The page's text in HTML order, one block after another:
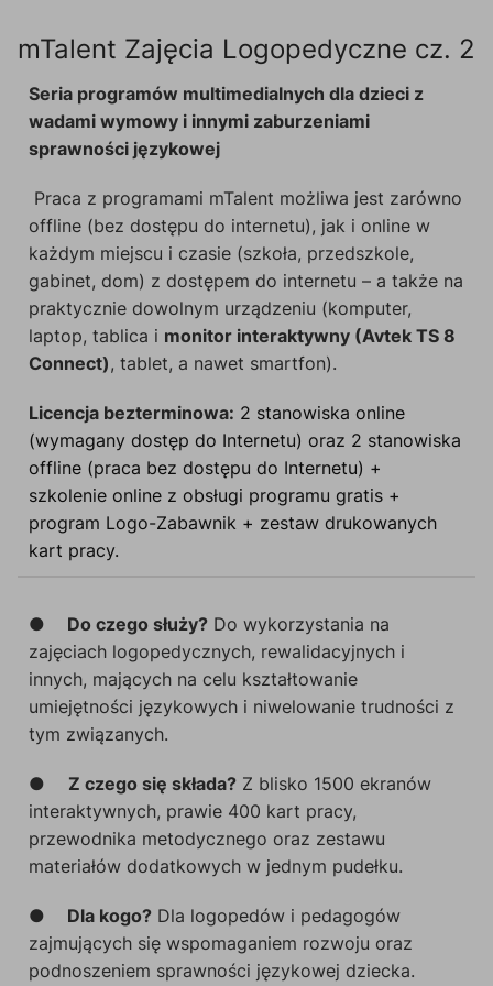
mTalent Zajęcia Logopedyczne cz. 2
Seria programów multimedialnych dla dzieci z
wadami wymowy i innymi zaburzeniami
sprawności językowej
Praca z programami mTalent możliwa jest zarówno
offline (bez dostępu do internetu), jak i online w
każdym miejscu i czasie (szkoła, przedszkole,
gabinet, dom) z dostępem do internetu – a także na
praktycznie dowolnym urządzeniu (komputer,
laptop, tablica i monitor interaktywny (Avtek TS 8
Connect), tablet, a nawet smartfon).
Licencja bezterminowa: 2 stanowiska online
(wymagany dostęp do Internetu) oraz 2 stanowiska
offline (praca bez dostępu do Internetu) +
szkolenie online z obsługi programu gratis +
program Logo-Zabawnik + zestaw drukowanych
kart pracy.
● Do czego służy? Do wykorzystania na
zajęciach logopedycznych, rewalidacyjnych i
innych, mających na celu kształtowanie
umiejętności językowych i niwelowanie trudności z
tym związanych.
● Z czego się składa? Z blisko 1500 ekranów
interaktywnych, prawie 400 kart pracy,
przewodnika metodycznego oraz zestawu
materiałów dodatkowych w jednym pudełku.
● Dla kogo? Dla logopedów i pedagogów
zajmujących się wspomaganiem rozwoju oraz
podnoszeniem sprawności językowej dziecka.